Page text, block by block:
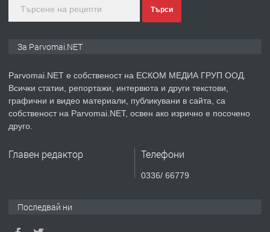
преди 1 година
ПРЕДЛАГА Уроци по Математика
Търси
За Parvomai.NET
Parvomai.NET е собственост на ЕСКОМ МЕДИА ГРУП ООД.
Всички статии, репортажи, интервюта и други текстови,
графични и видео материали, публикувани в сайта, са
собственост на Parvomai.NET, освен ако изрично е посочено
друго.
Главен редактор Телефони
0336/ 66779
Последвай ни